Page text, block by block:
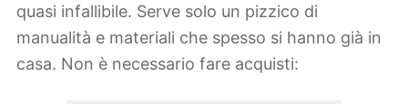
quasi infallibile. Serve solo un pizzico di
manualità e materiali che spesso si hanno già in
casa. Non è necessario fare acquisti: